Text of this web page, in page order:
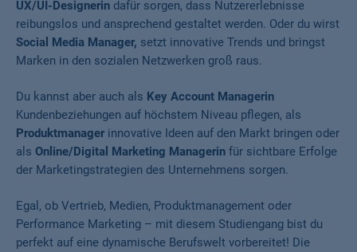
UX/UI-Designerin dafür sorgen, dass Nutzererlebnisse
reibungslos und ansprechend gestaltet werden. Oder du wirst
Social Media Manager, setzt innovative Trends und bringst
Marken in den sozialen Netzwerken groß raus.
Du kannst aber auch als Key Account Managerin
Kundenbeziehungen auf höchstem Niveau pflegen, als
Produktmanager innovative Ideen auf den Markt bringen oder
als Online/Digital Marketing Managerin für sichtbare Erfolge
der Marketingstrategien des Unternehmens sorgen.
Egal, ob Vertrieb, Medien, Produktmanagement oder
Performance Marketing – mit diesem Studiengang bist du
perfekt auf eine dynamische Berufswelt vorbereitet! Die